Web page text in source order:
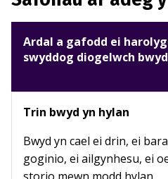
Ardal a gafodd ei
swyddog diogelwch bwyd
Trin bwyd yn hylan
Bwyd yn cael ei drin, ei
goginio, ei ailgynhesu, ei